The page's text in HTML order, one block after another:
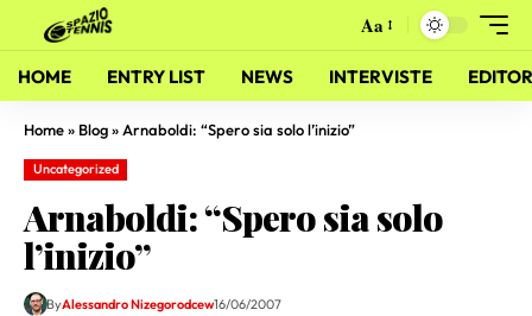
Aa
HOME ENTRY LIST NEWS INTERVISTE
Home» Blog» Arnaboldi: “Spero sia solo l’inizio”
Uncategorized
Arnaboldi: “Spero sia solo
l’inizio”
ByAlessandro Nizegorodcew16/06/2007